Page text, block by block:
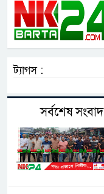
ট্যাগস :
সর্বশেষ সংবাদ